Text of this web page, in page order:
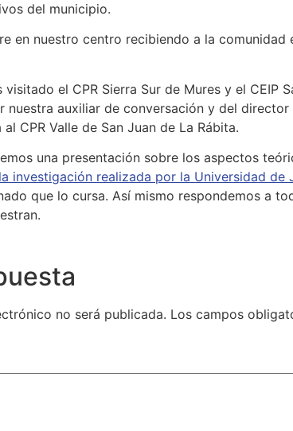
del municipio.
en nuestro centro recibiendo a la comunidad
el CPR Sierra Sur de Mures y el CEIP
nuestra auxiliar de conversación y del
CPR Valle de San Juan de La Rábita.
una presentación sobre los aspectos
la investigación realizada por la Universidad de
que lo cursa. Así mismo respondemos a
no será publicada. Los campos